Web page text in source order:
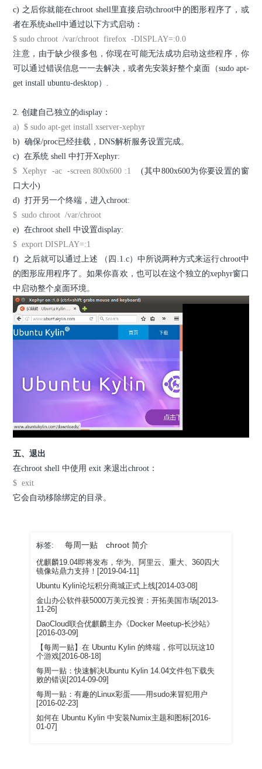
c) 之后你就能在chroot shell里直接启动chroot中的图形程序了，或
者在系统shell中通过以下方式启动：
$ sudo chroot /var/chroot firefox -DISPLAY=:0.0
注意，由于缺少很多包，你现在可能无法成功启动这些程序，你
可以通过错误信息一一去解决，或者先安装好整个桌面（sudo apt-
get install ubuntu-desktop）.
2. 创建自己独立的display：
a) $ sudo apt-get install xserver-xephyr
b) 确保/proc已经挂载，DNS解析服务设置完成。
c) 在系统 shell 中打开Xephyr:
$ Xephyr -ac -screen 800x600 :1
(其中800x600为你要设置的窗
口大小)
d) 打开另一个终端，进入chroot:
$ sudo chroot /var/chroot
e) 在chroot shell 中设置display:
$ export DISPLAY=:1
f) 之后就可以通过上述 （四.1.c）中所说两种方式来运行chroot中
的图形应用程序了。如果你喜欢，也可以在这个独立的xephyr窗口
中启动整个桌面环境。
五、退出
在chroot shell 中使用 exit 来退出chroot：
$ exit
它会自动移除绑定的目录。
标签: 每周一贴 chroot 简介
优麒麟19.04即将发布，华为、阿里云、重大、360四大
镜像站鼎力支持！[2019-04-11]
Ubuntu Kylin论坛积分商城正式上线[2014-03-08]
金山办公软件获5000万美元投资：开拓美国市场[2013-
11-26]
DaoCloud联合优麒麟主办《Docker Meetup-长沙站》
[2016-03-09]
【每周一贴】在 Ubuntu Kylin 的终端，你可以玩这10
个游戏[2016-08-18]
每周一贴：快速解决Ubuntu Kylin 14.04文件包下载失
败的错误[2014-09-09]
每周一贴：有趣的Linux彩蛋——用sudo来冒犯用户
[2016-02-23]
如何在 Ubuntu Kylin 中安装Numix主题和图标[2016-
01-07]